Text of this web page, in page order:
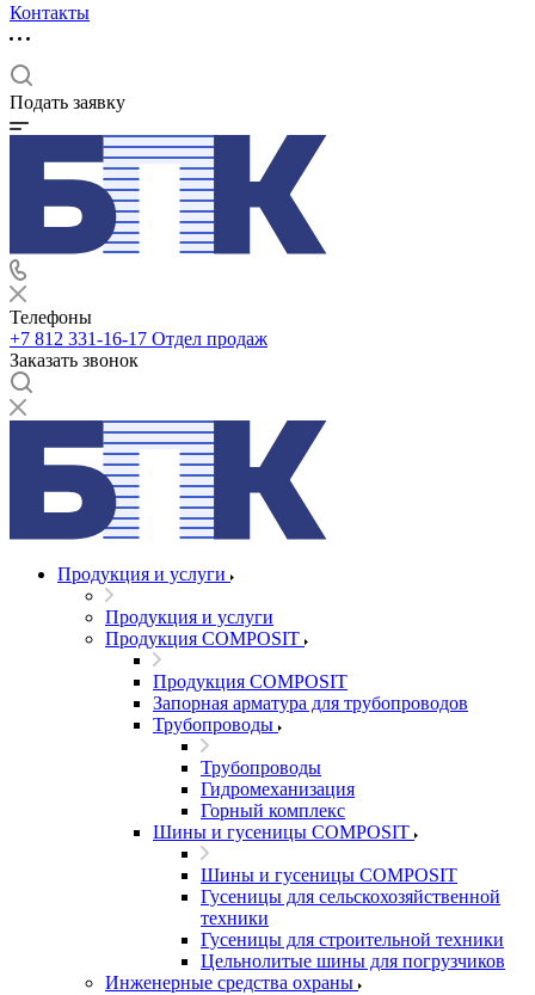
Контакты
Подать заявку
Телефоны
+7 812 331-16-17 Отдел продаж
Заказать звонок
Продукция и услуги
Продукция и услуги
Продукция COMPOSIT
Продукция COMPOSIT
Запорная арматура для трубопроводов
Трубопроводы
Трубопроводы
Гидромеханизация
Горный комплекс
Шины и гусеницы COMPOSIT
Шины и гусеницы COMPOSIT
Гусеницы для сельскохозяйственной
техники
Гусеницы для строительной техники
Цельнолитые шины для погрузчиков
Инженерные средства охраны